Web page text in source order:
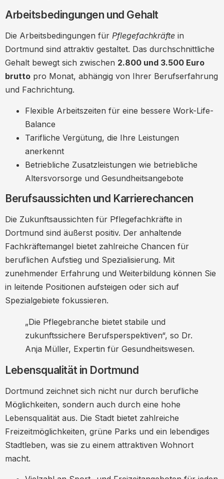
Arbeitsbedingungen und Gehalt
Die Arbeitsbedingungen für Pflegefachkräfte in
Dortmund sind attraktiv gestaltet. Das durchschnittliche
Gehalt bewegt sich zwischen 2.800 und 3.500 Euro
brutto pro Monat, abhängig von Ihrer Berufserfahrung
und Fachrichtung.
Flexible Arbeitszeiten für eine bessere Work-Life-
Balance
Tarifliche Vergütung, die Ihre Leistungen
anerkennt
Betriebliche Zusatzleistungen wie betriebliche
Altersvorsorge und Gesundheitsangebote
Berufsaussichten und Karrierechancen
Die Zukunftsaussichten für Pflegefachkräfte in
Dortmund sind äußerst positiv. Der anhaltende
Fachkräftemangel bietet zahlreiche Chancen für
beruflichen Aufstieg und Spezialisierung. Mit
zunehmender Erfahrung und Weiterbildung können Sie
in leitende Positionen aufsteigen oder sich auf
Spezialgebiete fokussieren.
„Die Pflegebranche bietet stabile und
zukunftssichere Berufsperspektiven“, so Dr.
Anja Müller, Expertin für Gesundheitswesen.
Lebensqualität in Dortmund
Dortmund zeichnet sich nicht nur durch berufliche
Möglichkeiten, sondern auch durch eine hohe
Lebensqualität aus. Die Stadt bietet zahlreiche
Freizeitmöglichkeiten, grüne Parks und ein lebendiges
Stadtleben, was sie zu einem attraktiven Wohnort
macht.